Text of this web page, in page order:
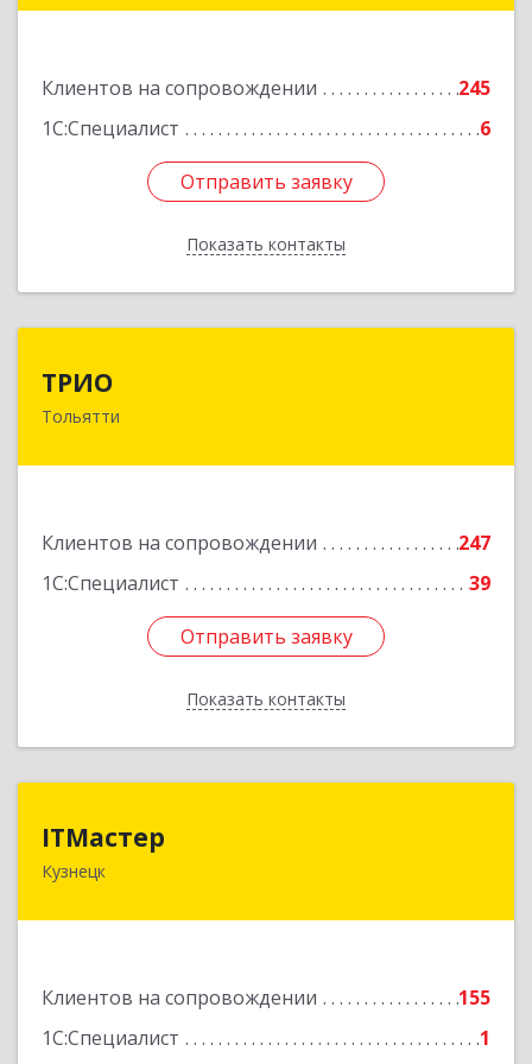
Клиентов на сопровождении
245
1С:Специалист
6
Отправить заявку
Показать контакты
Отправить заявку
Назад
ТРИО
Тольятти
Клиентов на сопровождении
247
1С:Специалист
39
Отправить заявку
Показать контакты
Отправить заявку
Назад
ITМастер
Кузнецк
Клиентов на сопровождении
155
1С:Специалист
1
442537, Пензенская обл, Кузнецк г, Белинского